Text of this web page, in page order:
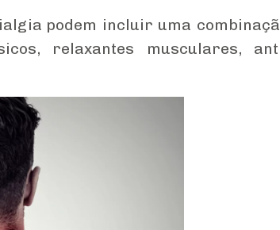
podem incluir uma
relaxantes musculares,